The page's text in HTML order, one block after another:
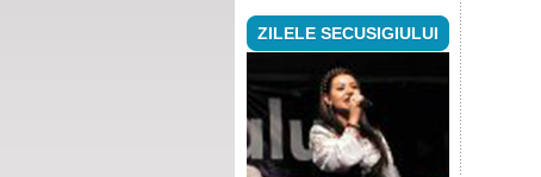
ZILELE SECUSIGIULUI